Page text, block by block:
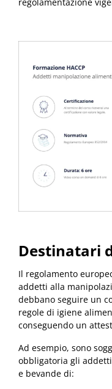
Destinatari
Il regolamento
addetti alla
debbano seguire un
regole di igiene
conseguendo un
Ad esempio, sono
obbligatoria gli
e bevande di: